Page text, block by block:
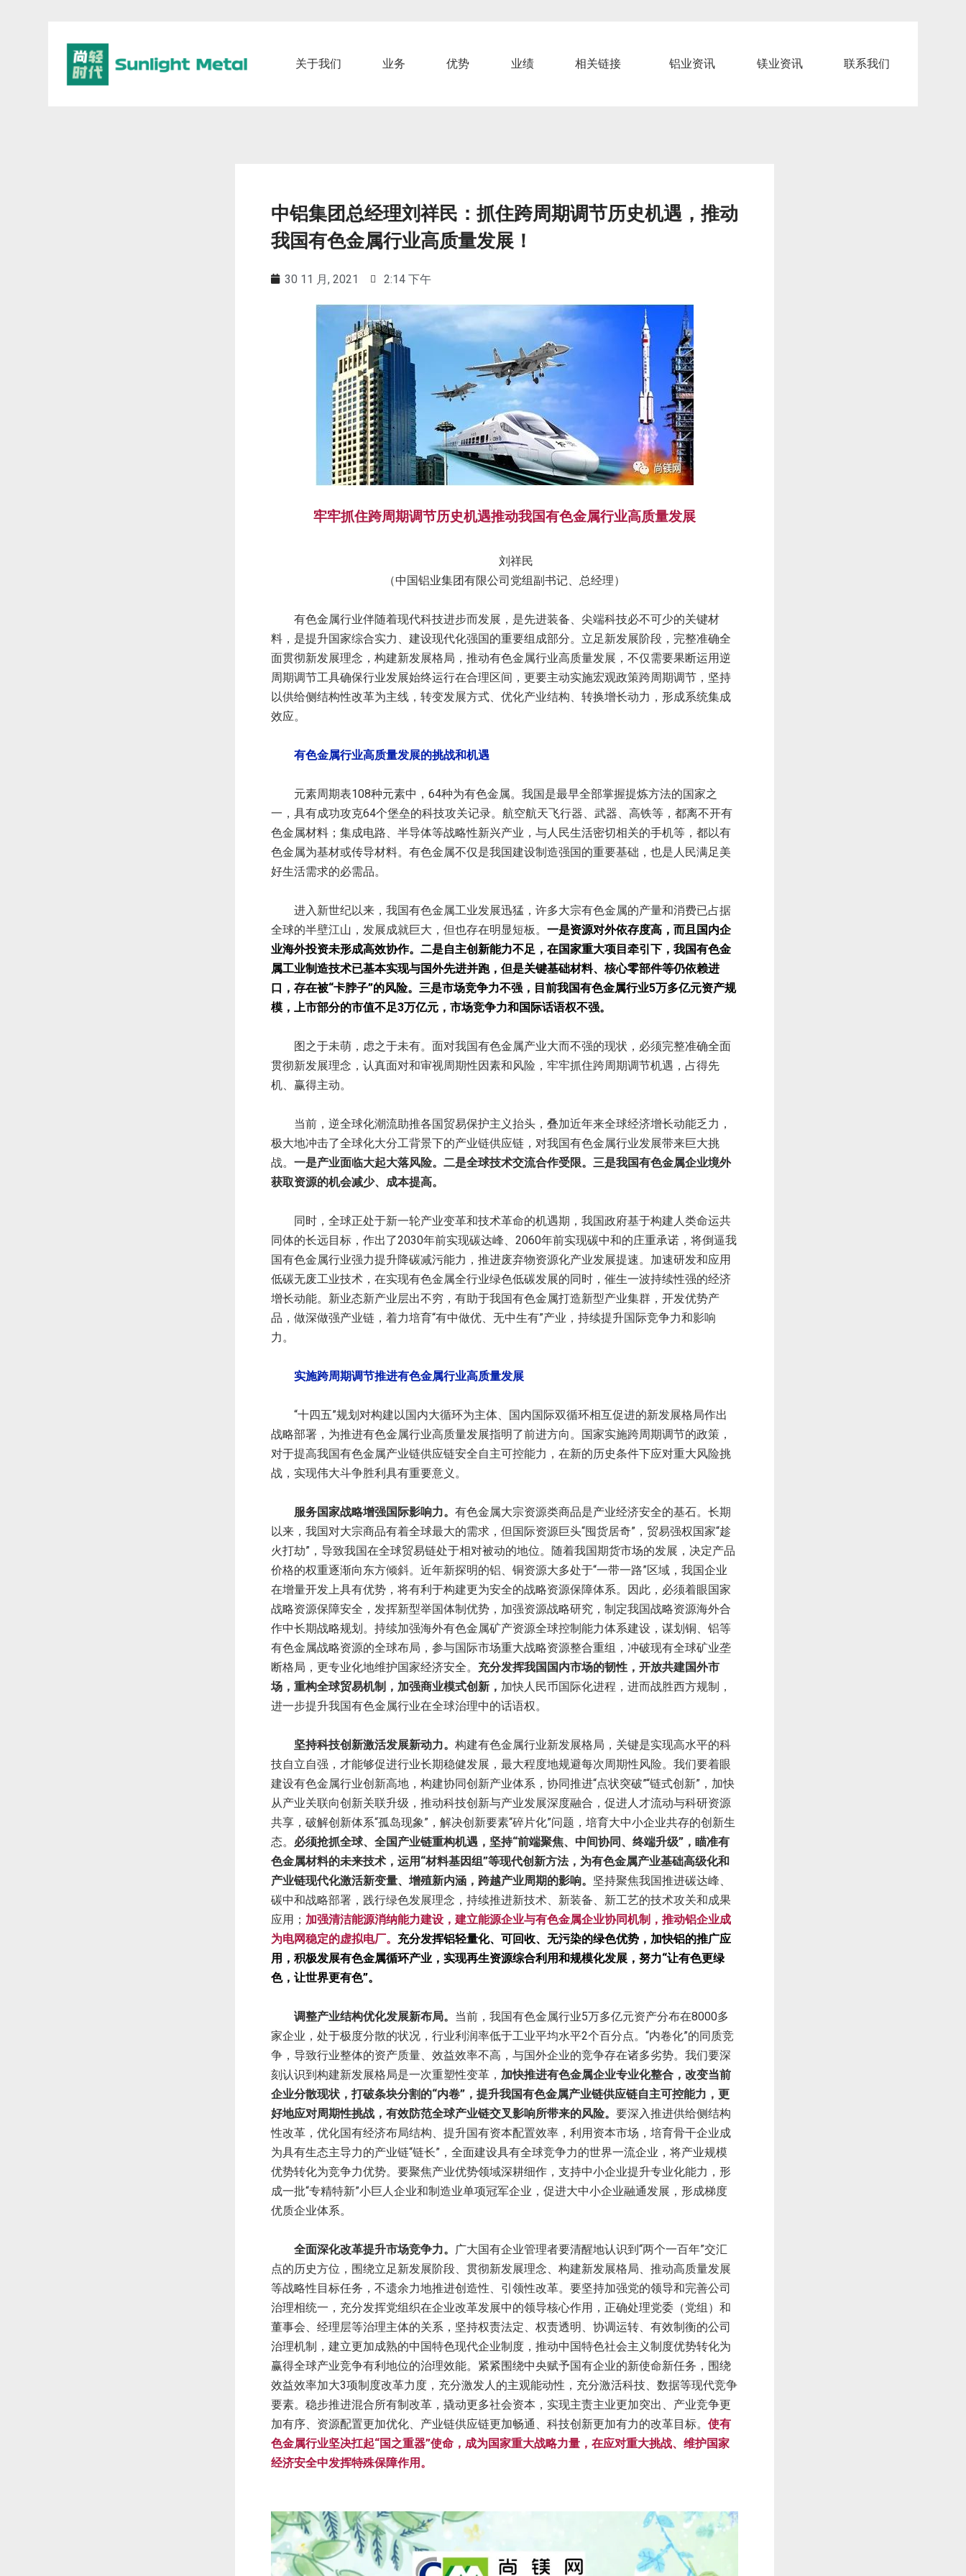
关于我们 业务 优势 业绩 相关链接 铝业资讯 镁业资讯 联系我们
中铝集团总经理刘祥民：抓住跨周期调节历史机遇，推动
我国有色金属行业高质量发展！
30 11 月, 2021 2:14 下午
牢牢抓住跨周期调节历史机遇推动我国有色金属行业高质量发展
刘祥民
（中国铝业集团有限公司党组副书记、总经理）
有色金属行业伴随着现代科技进步而发展，是先进装备、尖端科技必不可少的关键材
料，是提升国家综合实力、建设现代化强国的重要组成部分。立足新发展阶段，完整准确全
面贯彻新发展理念，构建新发展格局，推动有色金属行业高质量发展，不仅需要果断运用逆
周期调节工具确保行业发展始终运行在合理区间，更要主动实施宏观政策跨周期调节，坚持
以供给侧结构性改革为主线，转变发展方式、优化产业结构、转换增长动力，形成系统集成
效应。
有色金属行业高质量发展的挑战和机遇
元素周期表108种元素中，64种为有色金属。我国是最早全部掌握提炼方法的国家之
一，具有成功攻克64个堡垒的科技攻关记录。航空航天飞行器、武器、高铁等，都离不开有
色金属材料；集成电路、半导体等战略性新兴产业，与人民生活密切相关的手机等，都以有
色金属为基材或传导材料。有色金属不仅是我国建设制造强国的重要基础，也是人民满足美
好生活需求的必需品。
进入新世纪以来，我国有色金属工业发展迅猛，许多大宗有色金属的产量和消费已占据
全球的半壁江山，发展成就巨大，但也存在明显短板。 一是资源对外依存度高，而且国内企
业海外投资未形成高效协作。二是自主创新能力不足，在国家重大项目牵引下，我国有色金
属工业制造技术已基本实现与国外先进并跑，但是关键基础材料、核心零部件等仍依赖进
口，存在被“卡脖子”的风险。三是市场竞争力不强，目前我国有色金属行业5万多亿元资产规
模，上市部分的市值不足3万亿元，市场竞争力和国际话语权不强。
图之于未萌，虑之于未有。面对我国有色金属产业大而不强的现状，必须完整准确全面
贯彻新发展理念，认真面对和审视周期性因素和风险，牢牢抓住跨周期调节机遇，占得先
机、赢得主动。
当前，逆全球化潮流助推各国贸易保护主义抬头，叠加近年来全球经济增长动能乏力，
极大地冲击了全球化大分工背景下的产业链供应链，对我国有色金属行业发展带来巨大挑
战。 一是产业面临大起大落风险。二是全球技术交流合作受限。三是我国有色金属企业境外
获取资源的机会减少、成本提高。
同时，全球正处于新一轮产业变革和技术革命的机遇期，我国政府基于构建人类命运共
同体的长远目标，作出了2030年前实现碳达峰、2060年前实现碳中和的庄重承诺，将倒逼我
国有色金属行业强力提升降碳减污能力，推进废弃物资源化产业发展提速。加速研发和应用
低碳无废工业技术，在实现有色金属全行业绿色低碳发展的同时，催生一波持续性强的经济
增长动能。新业态新产业层出不穷，有助于我国有色金属打造新型产业集群，开发优势产
品，做深做强产业链，着力培育“有中做优、无中生有”产业，持续提升国际竞争力和影响
力。
实施跨周期调节推进有色金属行业高质量发展
“十四五”规划对构建以国内大循环为主体、国内国际双循环相互促进的新发展格局作出
战略部署，为推进有色金属行业高质量发展指明了前进方向。国家实施跨周期调节的政策，
对于提高我国有色金属产业链供应链安全自主可控能力，在新的历史条件下应对重大风险挑
战，实现伟大斗争胜利具有重要意义。
服务国家战略增强国际影响力。 有色金属大宗资源类商品是产业经济安全的基石。长期
以来，我国对大宗商品有着全球最大的需求，但国际资源巨头“囤货居奇”，贸易强权国家“趁
火打劫”，导致我国在全球贸易链处于相对被动的地位。随着我国期货市场的发展，决定产品
价格的权重逐渐向东方倾斜。近年新探明的铝、铜资源大多处于“一带一路”区域，我国企业
在增量开发上具有优势，将有利于构建更为安全的战略资源保障体系。因此，必须着眼国家
战略资源保障安全，发挥新型举国体制优势，加强资源战略研究，制定我国战略资源海外合
作中长期战略规划。持续加强海外有色金属矿产资源全球控制能力体系建设，谋划铜、铝等
有色金属战略资源的全球布局，参与国际市场重大战略资源整合重组，冲破现有全球矿业垄
断格局，更专业化地维护国家经济安全。 充分发挥我国国内市场的韧性，开放共建国外市
场，重构全球贸易机制，加强商业模式创新， 加快人民币国际化进程，进而战胜西方规制，
进一步提升我国有色金属行业在全球治理中的话语权。
坚持科技创新激活发展新动力。 构建有色金属行业新发展格局，关键是实现高水平的科
技自立自强，才能够促进行业长期稳健发展，最大程度地规避每次周期性风险。我们要着眼
建设有色金属行业创新高地，构建协同创新产业体系，协同推进“点状突破”“链式创新”，加快
从产业关联向创新关联升级，推动科技创新与产业发展深度融合，促进人才流动与科研资源
共享，破解创新体系“孤岛现象”，解决创新要素“碎片化”问题，培育大中小企业共存的创新生
态。 必须抢抓全球、全国产业链重构机遇，坚持“前端聚焦、中间协同、终端升级”，瞄准有
色金属材料的未来技术，运用“材料基因组”等现代创新方法，为有色金属产业基础高级化和
产业链现代化激活新变量、增殖新内涵，跨越产业周期的影响。 坚持聚焦我国推进碳达峰、
碳中和战略部署，践行绿色发展理念，持续推进新技术、新装备、新工艺的技术攻关和成果
应用； 加强清洁能源消纳能力建设，建立能源企业与有色金属企业协同机制，推动铝企业成
为电网稳定的虚拟电厂。 充分发挥铝轻量化、可回收、无污染的绿色优势，加快铝的推广应
用，积极发展有色金属循环产业，实现再生资源综合利用和规模化发展，努力“让有色更绿
色，让世界更有色”。
调整产业结构优化发展新布局。 当前，我国有色金属行业5万多亿元资产分布在8000多
家企业，处于极度分散的状况，行业利润率低于工业平均水平2个百分点。“内卷化”的同质竞
争，导致行业整体的资产质量、效益效率不高，与国外企业的竞争存在诸多劣势。我们要深
刻认识到构建新发展格局是一次重塑性变革， 加快推进有色金属企业专业化整合，改变当前
企业分散现状，打破条块分割的“内卷”，提升我国有色金属产业链供应链自主可控能力，更
好地应对周期性挑战，有效防范全球产业链交叉影响所带来的风险。 要深入推进供给侧结构
性改革，优化国有经济布局结构、提升国有资本配置效率，利用资本市场，培育骨干企业成
为具有生态主导力的产业链“链长”，全面建设具有全球竞争力的世界一流企业，将产业规模
优势转化为竞争力优势。要聚焦产业优势领域深耕细作，支持中小企业提升专业化能力，形
成一批“专精特新”小巨人企业和制造业单项冠军企业，促进大中小企业融通发展，形成梯度
优质企业体系。
全面深化改革提升市场竞争力。
广大国有企业管理者要清醒地认识到“两个一百年”交汇
点的历史方位，围绕立足新发展阶段、贯彻新发展理念、构建新发展格局、推动高质量发展
等战略性目标任务，不遗余力地推进创造性、引领性改革。要坚持加强党的领导和完善公司
治理相统一，充分发挥党组织在企业改革发展中的领导核心作用，正确处理党委（党组）和
董事会、经理层等治理主体的关系，坚持权责法定、权责透明、协调运转、有效制衡的公司
治理机制，建立更加成熟的中国特色现代企业制度，推动中国特色社会主义制度优势转化为
赢得全球产业竞争有利地位的治理效能。紧紧围绕中央赋予国有企业的新使命新任务，围绕
效益效率加大3项制度改革力度，充分激发人的主观能动性，充分激活科技、数据等现代竞争
要素。稳步推进混合所有制改革，撬动更多社会资本，实现主责主业更加突出、产业竞争更
加有序、资源配置更加优化、产业链供应链更加畅通、科技创新更加有力的改革目标。 使有
色金属行业坚决扛起“国之重器”使命，成为国家重大战略力量，在应对重大挑战、维护国家
经济安全中发挥特殊保障作用。